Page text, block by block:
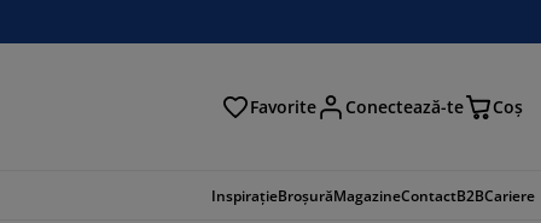
Favorite Conectează-te Coş
InspirațieBroșurăMagazineContactB2BCariere